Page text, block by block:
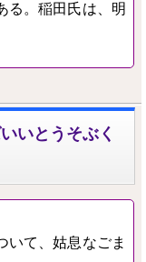
る。稲田氏は、明
いとうそぶく
いて、姑息なごま